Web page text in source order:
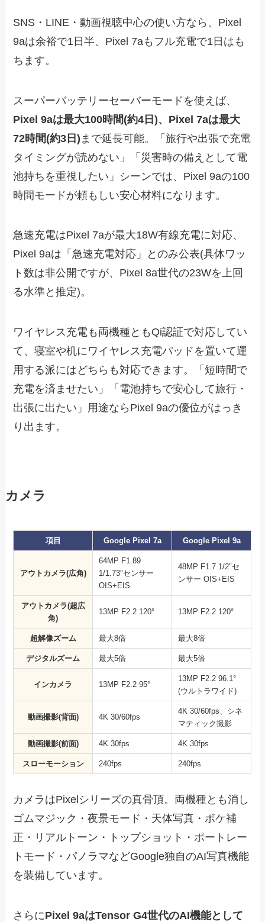
SNS・LINE・動画視聴中心の使い方なら、Pixel
9aは余裕で1日半、Pixel 7aもフル充電で1日はも
ちます。
スーパーバッテリーセーバーモードを使えば、
Pixel 9aは最大100時間(約4日)、Pixel 7aは最大
72時間(約3日) まで延長可能。「旅行や出張で充電
タイミングが読めない」「災害時の備えとして電
池持ちを重視したい」シーンでは、Pixel 9aの100
時間モードが頼もしい安心材料になります。
急速充電はPixel 7aが最大18W有線充電に対応、
Pixel 9aは「急速充電対応」とのみ公表(具体ワッ
ト数は非公開ですが、Pixel 8a世代の23Wを上回
る水準と推定)。
ワイヤレス充電も両機種ともQi認証で対応してい
て、寝室や机にワイヤレス充電パッドを置いて運
用する派にはどちらも対応できます。「短時間で
充電を済ませたい」「電池持ちで安心して旅行・
出張に出たい」用途ならPixel 9aの優位がはっき
り出ます。
カメラ
項目 Google Pixel 7a Google Pixel 9a
アウトカメラ(広角)
64MP F1.89
1/1.73″センサー
OIS+EIS
48MP F1.7 1/2″セ
ンサー OIS+EIS
アウトカメラ(超広
角)
13MP F2.2 120° 13MP F2.2 120°
超解像ズーム 最大8倍 最大8倍
デジタルズーム 最大5倍 最大5倍
インカメラ 13MP F2.2 95°
13MP F2.2 96.1°
(ウルトラワイド)
動画撮影(背面) 4K 30/60fps
4K 30/60fps、シネ
マティック撮影
動画撮影(前面) 4K 30fps 4K 30fps
スローモーション 240fps 240fps
カメラはPixelシリーズの真骨頂。両機種とも消し
ゴムマジック・夜景モード・天体写真・ボケ補
正・リアルトーン・トップショット・ポートレー
トモード・パノラマなどGoogle独自のAI写真機能
を装備しています。
さらにPixel 9aはTensor G4世代のAI機能として